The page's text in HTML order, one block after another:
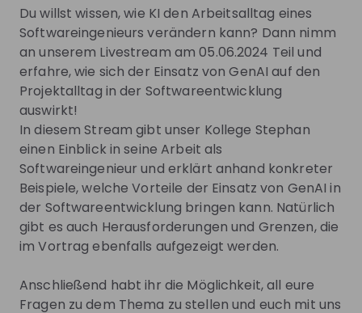
Schreibe deine Zukunft neu – bei Capgemini
Du liebstAbwechslung, findest klugeLösungen
komplexe IT-Fragen und willst die Welt nachhaltig
verändern? Du schätzt Flexibilität, begegnest
Vertrauenmit Verantwortung und fühlst dich in
einemvielfältigen Umfeldwohl? Dann bist du bei
Capgemini genau richtig.
Wir bei Capgemini sind einglobaler Partner für die
KI-gestützte Geschäfts- und
Technologietransformation.Gemeinsam
Du willst wissen, wie KI den Arbeitsalltag eines
Softwareingenieurs verändern kann? Dann nimm
an unserem Livestream am 05.06.2024 Teil und
erfahre, wie sich der Einsatz von GenAI auf den
Projektalltag in der Softwareentwicklung
auswirkt!
In diesem Stream gibt unser Kollege Stephan
einen Einblick in seine Arbeit als
Softwareingenieur und erklärt anhand konkreter
Beispiele, welche Vorteile der Einsatz von GenAI in
der Softwareentwicklung bringen kann. Natürlich
gibt es auch Herausforderungen und Grenzen, die
im Vortrag ebenfalls aufgezeigt werden.
Anschließend habt ihr die Möglichkeit, all eure
Fragen zu dem Thema zu stellen und euch mit uns